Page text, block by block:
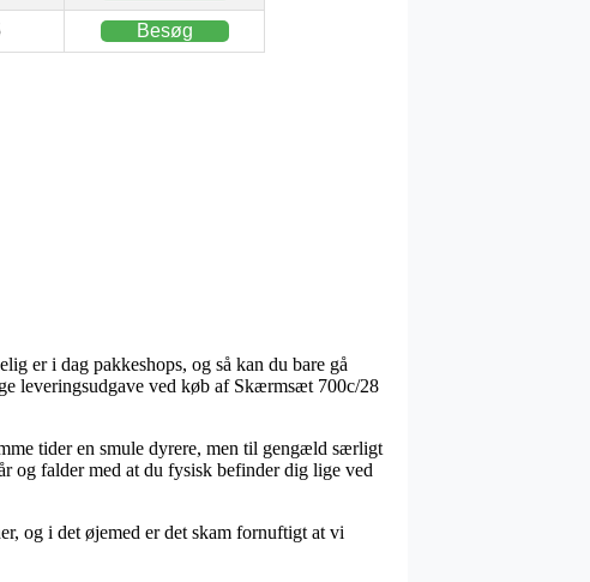
Besøg
er i dag pakkeshops, og så kan du bare gå
leveringsudgave ved køb af Skærmsæt 700c/28
tider en smule dyrere, men til gengæld særligt
og falder med at du fysisk befinder dig lige ved
og i det øjemed er det skam fornuftigt at vi